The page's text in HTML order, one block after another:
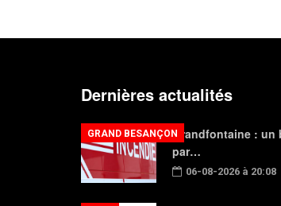
Dernières actualités
Grandfontaine : un
par…
06-08-2026 à 20:08
GRAND BESANÇON